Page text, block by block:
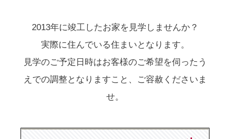
2013年に竣工したお家を見学しませんか？
実際に住んでいる住まいとなります。
見学のご予定日時はお客様のご希望を伺ったう
えでの調整となりますこと、ご容赦くださいま
せ。